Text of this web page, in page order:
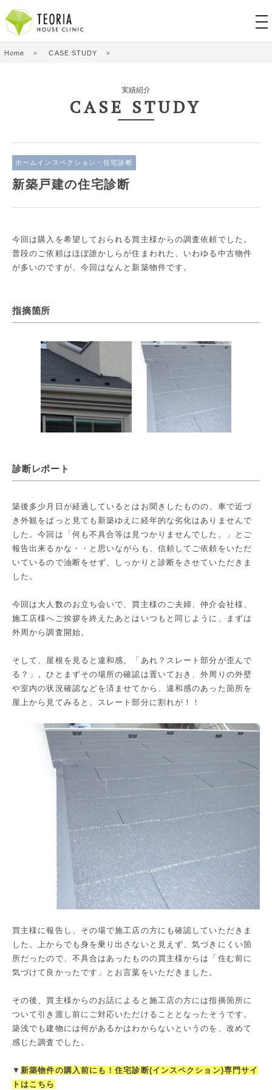
Home CASE STUDY
実績紹介
CASE STUDY
ホームインスペクション・住宅診断
新築戸建の住宅診断
今回は購入を希望しておられる買主様からの調査依頼でした。
普段のご依頼はほぼ誰かしらが住まわれた、いわゆる中古物件
が多いのですが、今回はなんと新築物件です。
指摘箇所
診断レポート
築後多少月日が経過しているとはお聞きしたものの、車で近づ
き外観をぱっと見ても新築ゆえに経年的な劣化はありませんで
した。今回は「何も不具合等は見つかりませんでした。」とご
報告出来るかな・・と思いながらも、信頼してご依頼をいただ
いているので油断をせず、しっかりと診断をさせていただきま
した。
今回は大人数のお立ち会いで、買主様のご夫婦、仲介会社様、
施工店様へご挨拶を終えたあとはいつもと同じように、まずは
外周から調査開始。
そして、屋根を見ると違和感。「あれ？スレート部分が歪んで
る？」。ひとまずその場所の確認は置いておき、外周りの外壁
や室内の状況確認などを済ませてから、違和感のあった箇所を
屋上から見てみると、スレート部分に割れが！！
買主様に報告し、その場で施工店の方にも確認していただきま
した。上からでも身を乗り出さないと見えず、気づきにくい箇
所だったので、不具合はあったものの買主様からは「住む前に
気づけて良かったです」とお言葉をいただきました。
その後、買主様からのお話によると施工店の方には指摘箇所に
ついて引き渡し前にご対応いただけることとなったそうです。
築浅でも建物には何があるかはわからないというのを、改めて
感じた調査でした。
▼新築物件の購入前にも！住宅診断(インスペクション)専門サイ
トはこちら